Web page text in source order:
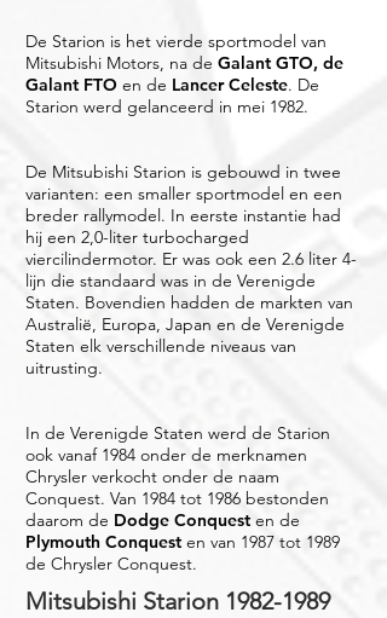
De Starion is het vierde sportmodel van
Mitsubishi Motors, na de Galant GTO, de
Galant FTO en de Lancer Celeste. De
Starion werd gelanceerd in mei 1982.
De Mitsubishi Starion is gebouwd in twee
varianten: een smaller sportmodel en een
breder rallymodel. In eerste instantie had
hij een 2,0-liter turbocharged
viercilindermotor. Er was ook een 2.6 liter 4-
lijn die standaard was in de Verenigde
Staten. Bovendien hadden de markten van
Australië, Europa, Japan en de Verenigde
Staten elk verschillende niveaus van
uitrusting.
In de Verenigde Staten werd de Starion
ook vanaf 1984 onder de merknamen
Chrysler verkocht onder de naam
Conquest. Van 1984 tot 1986 bestonden
daarom de Dodge Conquest en de
Plymouth Conquest en van 1987 tot 1989
de Chrysler Conquest.
Mitsubishi Starion 1982-1989